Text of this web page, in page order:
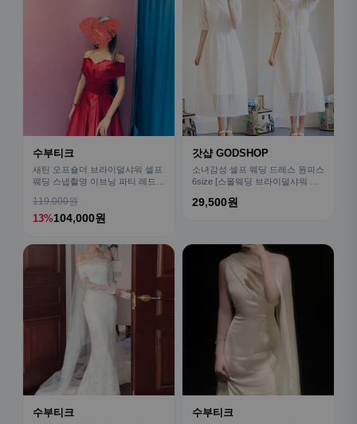
수부티크
새틴 오프숄더 브라이덜샤워 셀프
웨딩 스냅촬영 이브닝 파티 레드드
119,000원
13%104,000원
갓샵 GODSHOP
소녀감성 셀프 웨딩 드레스 원피스
6size [스몰웨딩 브라이덜샤워 들
29,500원
수부티크 수부티크